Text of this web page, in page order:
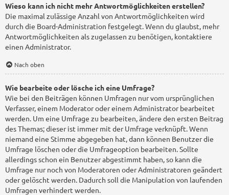
Wieso kann ich nicht mehr Antwortmöglichkeiten erstellen?
Die maximal zulässige Anzahl von Antwortmöglichkeiten wird
durch die Board-Administration festgelegt. Wenn du glaubst, mehr
Antwortmöglichkeiten als zugelassen zu benötigen, kontaktiere
einen Administrator.
Nach oben
Wie bearbeite oder lösche ich eine Umfrage?
Wie bei den Beiträgen können Umfragen nur vom ursprünglichen
Verfasser, einem Moderator oder einem Administrator bearbeitet
werden. Um eine Umfrage zu bearbeiten, ändere den ersten Beitrag
des Themas; dieser ist immer mit der Umfrage verknüpft. Wenn
niemand eine Stimme abgegeben hat, dann können Benutzer die
Umfrage löschen oder die Umfrageoption bearbeiten. Sollte
allerdings schon ein Benutzer abgestimmt haben, so kann die
Umfrage nur noch von Moderatoren oder Administratoren geändert
oder gelöscht werden. Dadurch soll die Manipulation von laufenden
Umfragen verhindert werden.